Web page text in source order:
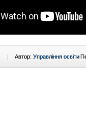
| Автор: Управління освіти